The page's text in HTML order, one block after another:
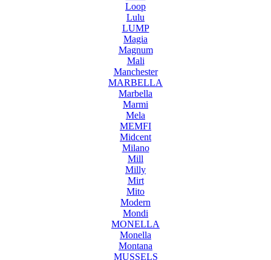
Loop
Lulu
LUMP
Magia
Magnum
Mali
Manchester
MARBELLA
Marbella
Marmi
Mela
MEMFI
Midcent
Milano
Mill
Milly
Mirt
Mito
Modern
Mondi
MONELLA
Monella
Montana
MUSSELS